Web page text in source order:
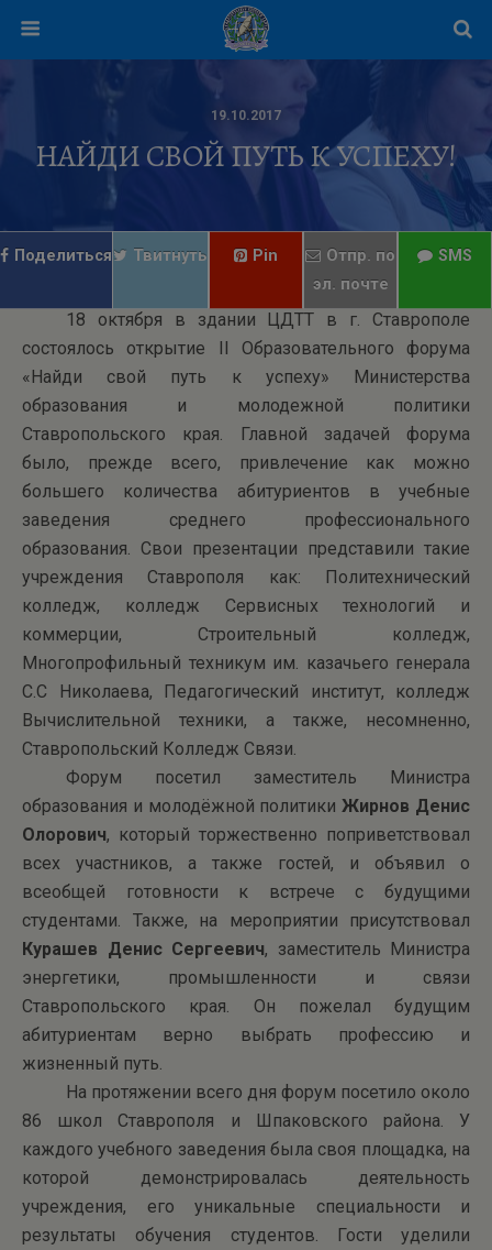
19.10.2017
НАЙДИ СВОЙ ПУТЬ К УСПЕХУ!
Поделиться Твитнуть Pin
Отпр. по
эл. почте
SMS
18 октября в здании ЦДТТ в г. Ставрополе
состоялось открытие II Образовательного форума
«Найди свой путь к успеху» Министерства
образования и молодежной политики
Ставропольского края. Главной задачей форума
было, прежде всего, привлечение как можно
большего количества абитуриентов в учебные
заведения среднего профессионального
образования. Свои презентации представили такие
учреждения Ставрополя как: Политехнический
колледж, колледж Сервисных технологий и
коммерции, Строительный колледж,
Многопрофильный техникум им. казачьего генерала
С.С Николаева, Педагогический институт, колледж
Вычислительной техники, а также, несомненно,
Ставропольский Колледж Связи.
Форум посетил заместитель Министра
образования и молодёжной политикиЖирнов Денис
Олорович, который торжественно поприветствовал
всех участников, а также гостей, и объявил о
всеобщей готовности к встрече с будущими
студентами. Также, на мероприятии присутствовал
Курашев Денис Сергеевич, заместитель Министра
энергетики, промышленности и связи
Ставропольского края. Он пожелал будущим
абитуриентам верно выбрать профессию и
жизненный путь.
На протяжении всего дня форум посетило около
86 школ Ставрополя и Шпаковского района. У
каждого учебного заведения была своя площадка, на
которой демонстрировалась деятельность
учреждения, его уникальные специальности и
результаты обучения студентов. Гости уделили